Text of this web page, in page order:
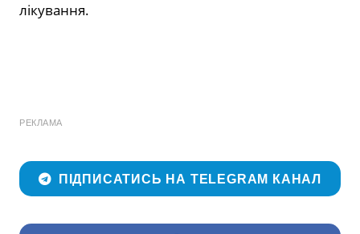
лікування.
РЕКЛАМА
ПІДПИСАТИСЬ НА TELEGRAM КАНАЛ